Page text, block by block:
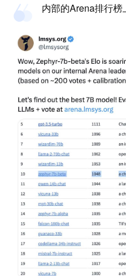
内部的Arena排行榜